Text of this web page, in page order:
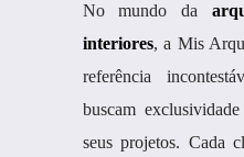
No mundo da
interiores, a Mis
referência
buscam
seus projetos. Cada